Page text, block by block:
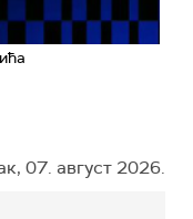
07. август 2026.